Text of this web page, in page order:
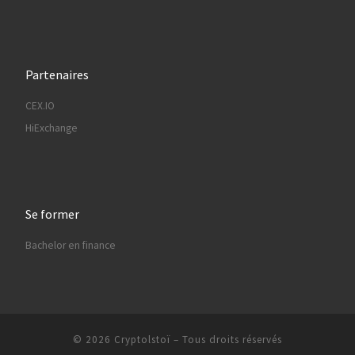
Partenaires
CEX.IO
HiExchange
Se former
Bachelor en finance
© 2026 Cryptolstoï – Tous droits réservés